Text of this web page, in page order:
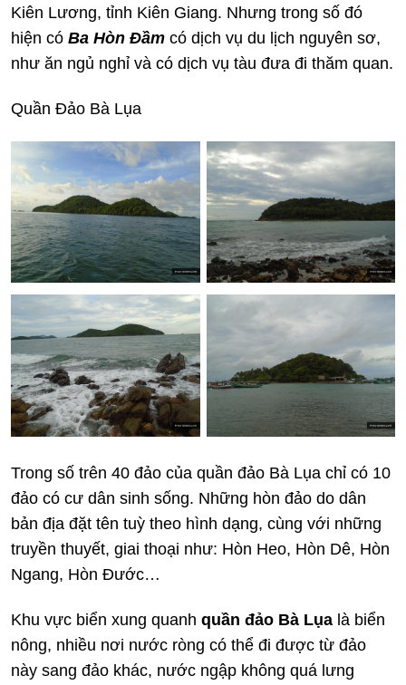
Kiên Lương, tỉnh Kiên Giang. Nhưng trong số đó
hiện có Ba Hòn Đầm có dịch vụ du lịch nguyên sơ,
như ăn ngủ nghỉ và có dịch vụ tàu đưa đi thăm quan.
Quần Đảo Bà Lụa
Trong số trên 40 đảo của quần đảo Bà Lụa chỉ có 10
đảo có cư dân sinh sống. Những hòn đảo do dân
bản địa đặt tên tuỳ theo hình dạng, cùng với những
truyền thuyết, giai thoại như: Hòn Heo, Hòn Dê, Hòn
Ngang, Hòn Đước…
Khu vực biển xung quanh quần đảo Bà Lụa là biển
nông, nhiều nơi nước ròng có thể đi được từ đảo
này sang đảo khác, nước ngập không quá lưng